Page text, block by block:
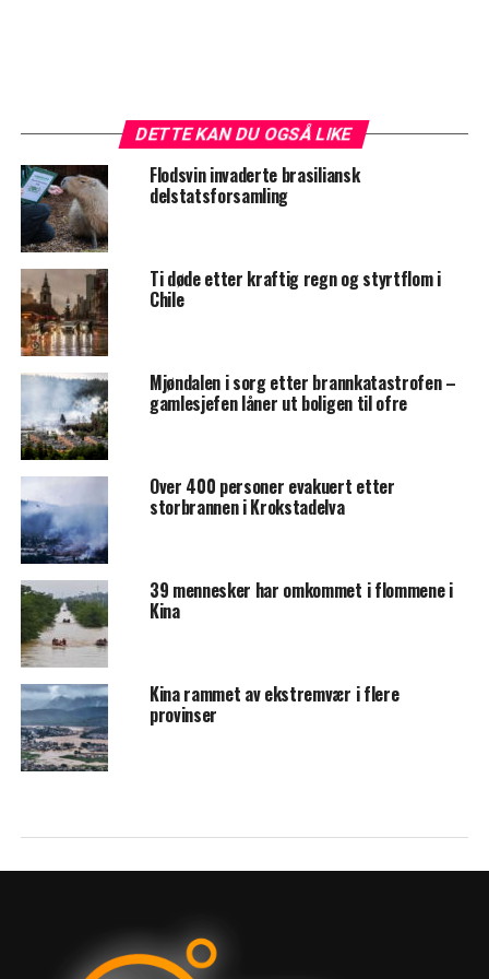
DETTE KAN DU OGSÅ LIKE
Flodsvin invaderte brasiliansk
delstatsforsamling
Ti døde etter kraftig regn og styrtflom i
Chile
Mjøndalen i sorg etter brannkatastrofen –
gamlesjefen låner ut boligen til ofre
Over 400 personer evakuert etter
storbrannen i Krokstadelva
39 mennesker har omkommet i flommene i
Kina
Kina rammet av ekstremvær i flere
provinser